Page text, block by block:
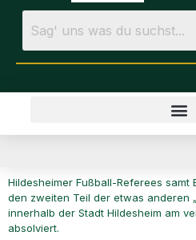
Hildesheimer Fußball-Referees samt
den zweiten Teil der etwas anderen
innerhalb der Stadt Hildesheim am
absolviert.